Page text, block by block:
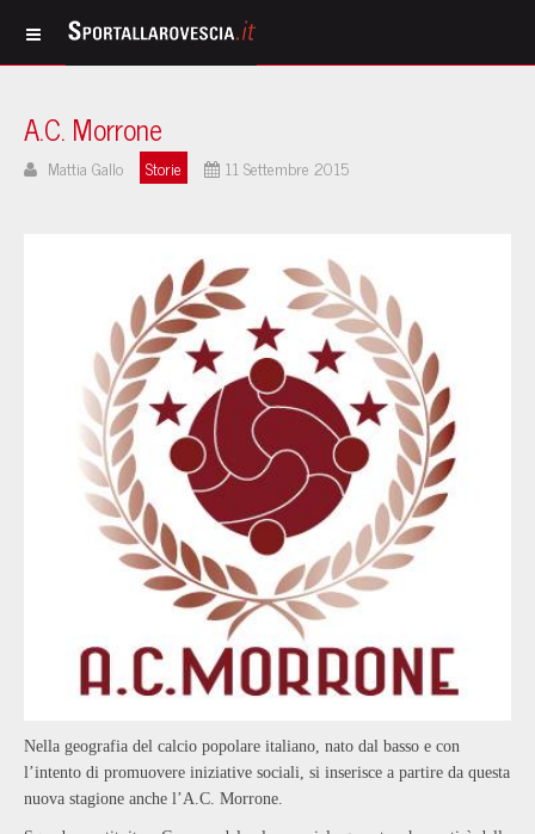
A.C. Morrone
Mattia Gallo Storie 11 Settembre 2015
Nella geografia del calcio popolare italiano, nato dal basso e con
l’intento di promuovere iniziative sociali, si inserisce a partire da questa
nuova stagione anche l’A.C. Morrone.